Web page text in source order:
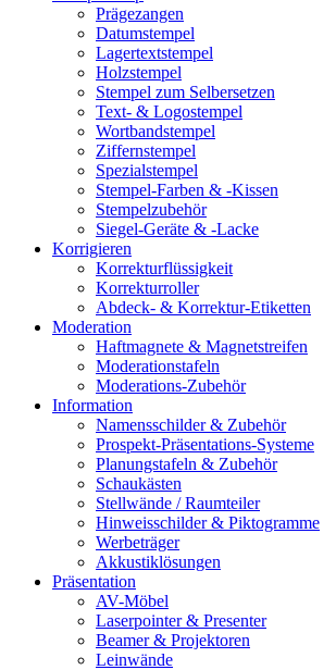
Prägezangen
Datumstempel
Lagertextstempel
Holzstempel
Stempel zum Selbersetzen
Text- & Logostempel
Wortbandstempel
Ziffernstempel
Spezialstempel
Stempel-Farben & -Kissen
Stempelzubehör
Siegel-Geräte & -Lacke
Korrigieren
Korrekturflüssigkeit
Korrekturroller
Abdeck- & Korrektur-Etiketten
Moderation
Haftmagnete & Magnetstreifen
Moderationstafeln
Moderations-Zubehör
Information
Namensschilder & Zubehör
Prospekt-Präsentations-Systeme
Planungstafeln & Zubehör
Schaukästen
Stellwände / Raumteiler
Hinweisschilder & Piktogramme
Werbeträger
Akkustiklösungen
Präsentation
AV-Möbel
Laserpointer & Presenter
Beamer & Projektoren
Leinwände